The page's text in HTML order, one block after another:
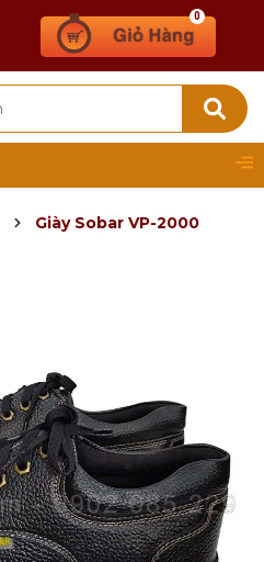
0
Giày Sobar VP-2000